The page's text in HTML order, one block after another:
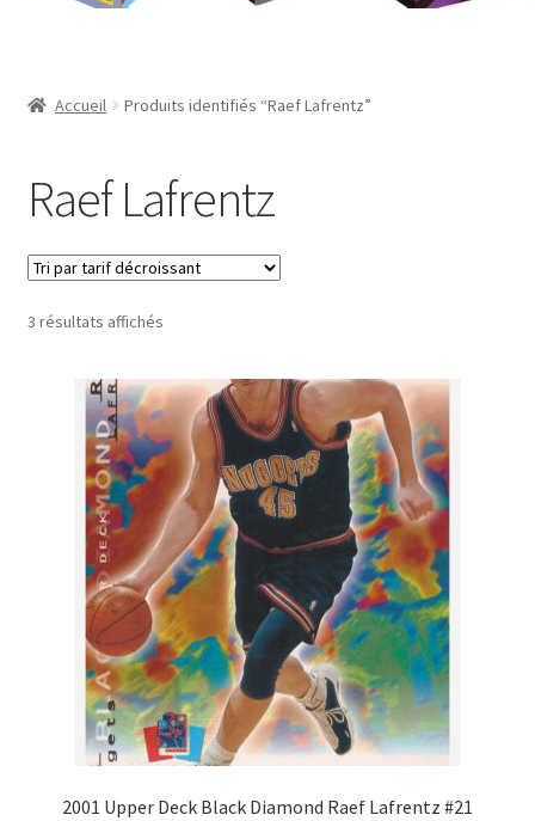
Mon compte
Panier
Validation de la commande
Accueil Produits identifiés “Raef Lafrentz”
Raef Lafrentz
3 résultats affichésTrié
décroissant
2001 Upper Deck Black Diamond Raef Lafrentz #21